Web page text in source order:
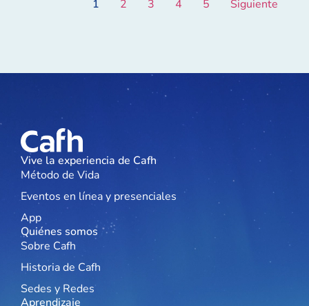
1 2 3 4 5 Siguiente
Vive la experiencia de Cafh
Método de Vida
Eventos en línea y presenciales
App
Quiénes somos
Sobre Cafh
Historia de Cafh
Sedes y Redes
Aprendizaje